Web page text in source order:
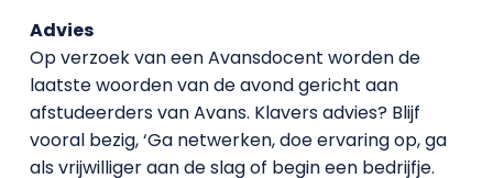
Advies
Op verzoek van een Avansdocent worden de
laatste woorden van de avond gericht aan
afstudeerders van Avans. Klavers advies? Blijf
vooral bezig, ‘Ga netwerken, doe ervaring op, ga
als vrijwilliger aan de slag of begin een bedrijfje.